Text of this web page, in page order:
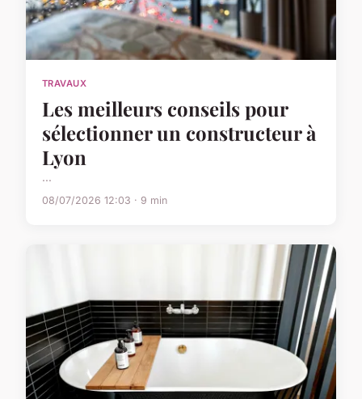
TRAVAUX
Les meilleurs conseils pour
sélectionner un constructeur à
Lyon
...
08/07/2026 12:03 · 9 min